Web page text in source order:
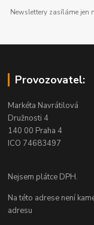
Newslettery zasíláme jen
Provozovatel:
Markéta Navrátilová
Družnosti 4
140 00 Praha 4
ICO 74683497
Nejsem plátce DPH.
Na této adrese není
adresu